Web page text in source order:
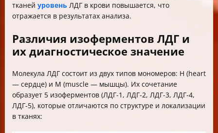
тканей уровень ЛДГ в крови повышается, что
отражается в результатах анализа.
Различия изоферментов ЛДГ и
их диагностическое значение
Молекула ЛДГ состоит из двух типов мономеров: Н (heart
— сердце) и М (muscle — мышцы). Их сочетание
образует 5 изоферментов (ЛДГ-1, ЛДГ-2, ЛДГ-3, ЛДГ-4,
ЛДГ-5), которые отличаются по структуре и локализации
в тканях: